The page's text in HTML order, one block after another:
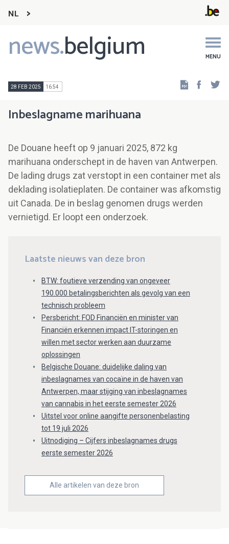
NL
news.belgium MENU
Main
navigation
28 FEB 2025 16:54
Inbeslagname marihuana
De Douane heeft op 9 januari 2025, 872 kg
marihuana onderschept in de haven van Antwerpen.
De lading drugs zat verstopt in een container met als
deklading isolatieplaten. De container was afkomstig
uit Canada. De in beslag genomen drugs werden
vernietigd. Er loopt een onderzoek.
Laatste nieuws van deze bron
BTW: foutieve verzending van ongeveer
190.000 betalingsberichten als gevolg van een
technisch probleem
Persbericht: FOD Financiën en minister van
Financiën erkennen impact IT-storingen en
willen met sector werken aan duurzame
oplossingen
Belgische Douane: duidelijke daling van
inbeslagnames van cocaïne in de haven van
Antwerpen, maar stijging van inbeslagnames
van cannabis in het eerste semester 2026
Uitstel voor online aangifte personenbelasting
tot 19 juli 2026
Uitnodiging – Cijfers inbeslagnames drugs
eerste semester 2026
Alle artikelen van deze bron